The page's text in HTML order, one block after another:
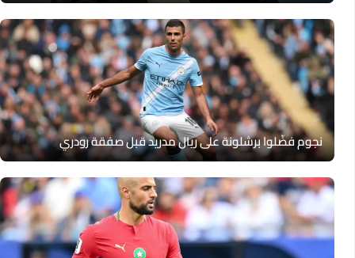
نجوم فضّلوا برشلونة على ريال مدريد قبل صفقة رودري